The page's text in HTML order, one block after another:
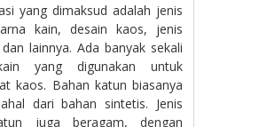
yang dimaksud adalah jenis
kain, desain kaos, jenis
lainnya. Ada banyak sekali
yang digunakan untuk
kaos. Bahan katun biasanya
dari bahan sintetis. Jenis
juga beragam, dengan